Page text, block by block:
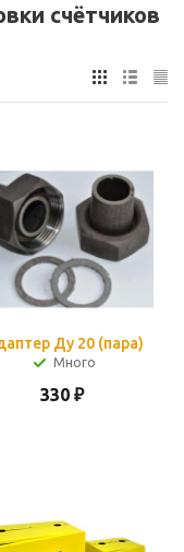
счётчиков
Ду 20 (пара)
Много
330 ₽